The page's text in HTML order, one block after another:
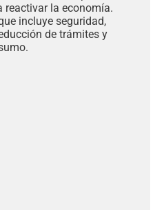
reactivar la economía.
incluye seguridad,
de trámites y